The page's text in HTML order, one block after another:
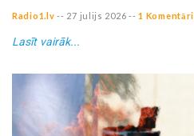
Radio1.lv -- 27 julijs 2026 -- 1 Komentāri
Lasīt vairāk...